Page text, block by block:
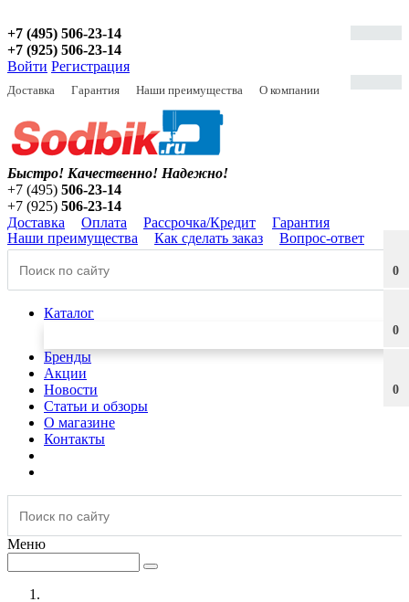
+7 (495) 506-23-14
+7 (925) 506-23-14
Войти Регистрация
Доставка Гарантия Наши преимущества О компании
0
0
0
Быстро! Качественно! Надежно!
+7 (495) 506-23-14
+7 (925) 506-23-14
Доставка
Оплата Рассрочка/Кредит
Гарантия
Наши преимущества
Как сделать заказ Вопрос-ответ
Каталог
Бренды
Акции
Новости
Статьи и обзоры
О магазине
Контакты
Меню